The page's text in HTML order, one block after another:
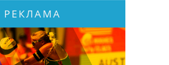
РЕКЛАМА